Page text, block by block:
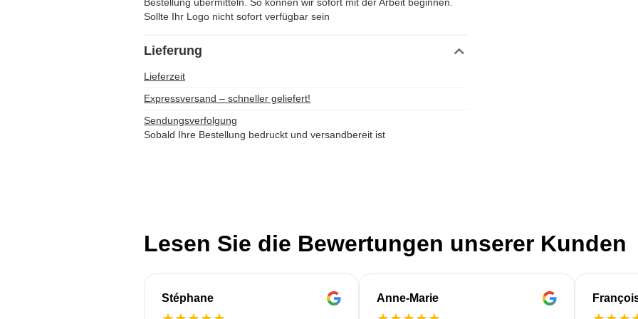
Sollte Ihr Logo nicht sofort verfügbar sein
Lieferung
Lieferzeit
Expressversand – schneller geliefert!
Sendungsverfolgung
Sobald Ihre Bestellung bedruckt und versandbereit ist
Lesen Sie die Bewertungen unserer Kunden
Stéphane Anne-Marie